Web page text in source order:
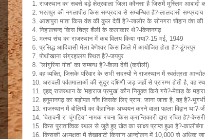
1. राजस्थान का सबसे बड़े क्षेत्रवाला जिला कौनसा है जिसमें मुस्लिम आबादी
2. भरतपुर की नगलापीठ किस सम्प्रदाय से सम्बन्धित है?-लालदासी सम्प्रदाय
3. आशापुरा माता किस वंश की कुल देवी है?-जालौर के सोनगरा चौहान वंश की
4. निहालचन्द किस चित्र शैली के कलाकार थे?-किशनगढ़
5. मत्स्य संघ का राजस्थान में कब विलय किया गया?-15 मई, 1949
6. प्रसिद्ध आदिवासी मेला बेणेश्वर किस जिले में आयोजित होता है?-डूंगरपुर
7. पोथीखाना संग्रहालय स्थित है?-जयपुर
8. ''लांगुरिया गीत'' का सम्बन्ध है?-कैला देवी (करौली)
9. वह व्यक्ति, जिसके परिवार के सभी सदस्यों ने राजस्थान में स्वतंत्रता
10. अरावली पर्वतमालाओं की सुदूर दक्षिणी जड़ जहाँ से प्रारम्भ होती है, वह
11. वृहद् राजस्थान के 'महाराज प्रमुख' कौन नियुक्त किये गये?-मेवाड़ के
12. हनुमानगढ़ का बड़ोपल गाँव जिसके लिए प्राय: जाना जाता है, वह है?-
13. राजस्थान में बोलियों का वैज्ञानिक अध्ययन करने वाला पहला विद्वान था?-
14. 'चेतावनी रा चूंगटिया' नामक रचना किस क्रान्तिकारी द्वारा रचित है?-
15. किस पुरातात्विक स्थल से जुते हुए खेत का साक्ष्य प्राप्त हुआ है?-कालीबंगा
16. किसकी अध्यक्षता में शेखावाटी किसान आन्दोलन में 10,000 से अधिक